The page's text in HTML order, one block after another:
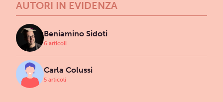
AUTORI IN EVIDENZA
Beniamino Sidoti
6 articoli
Carla Colussi
5 articoli